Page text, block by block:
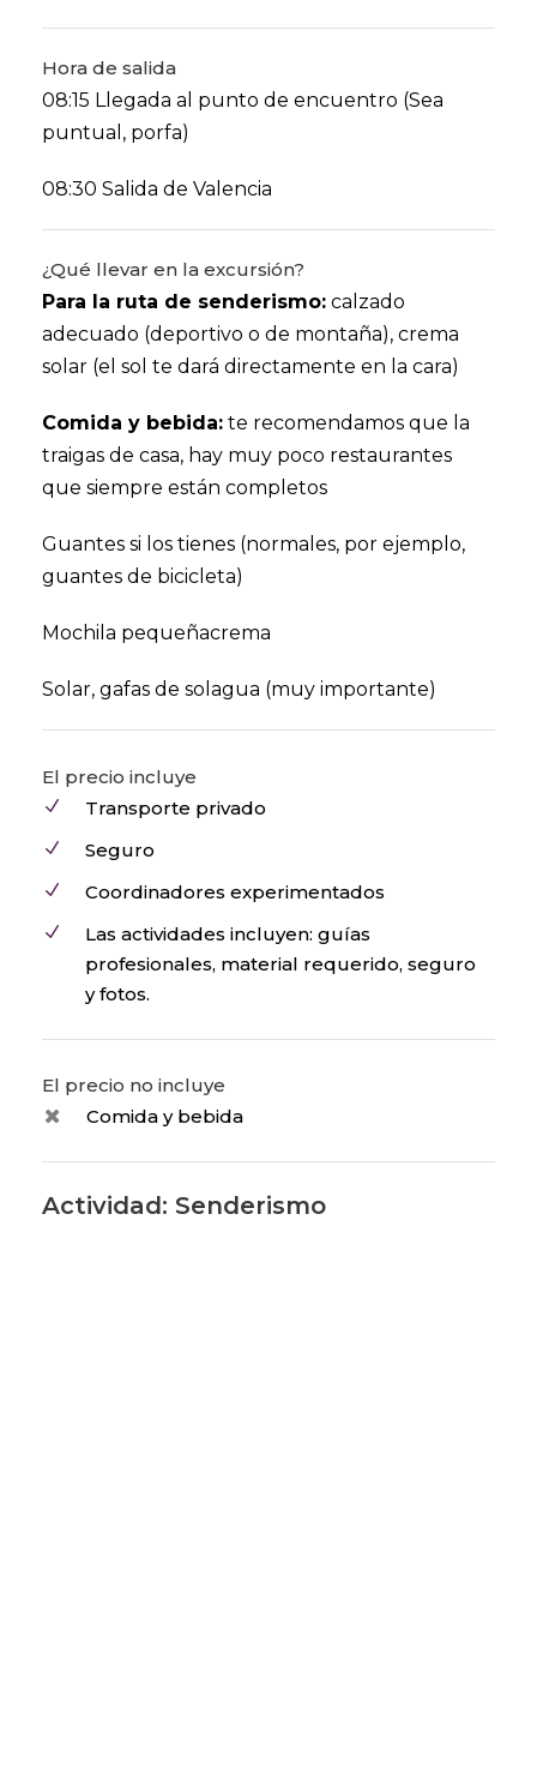
Hora de salida
08:15 Llegada al punto de encuentro (Sea
puntual, porfa)
08:30 Salida de Valencia
¿Qué llevar en la excursión?
Para la ruta de senderismo: calzado
adecuado (deportivo o de montaña), crema
solar (el sol te dará directamente en la cara)
Comida y bebida: te recomendamos que la
traigas de casa, hay muy poco restaurantes
que siempre están completos
Guantes si los tienes (normales, por ejemplo,
guantes de bicicleta)
Mochila pequeñacrema
Solar, gafas de solagua (muy importante)
El precio incluye
Transporte privado
Seguro
Coordinadores experimentados
Las actividades incluyen: guías
profesionales, material requerido, seguro
y fotos.
El precio no incluye
Comida y bebida
Actividad: Senderismo